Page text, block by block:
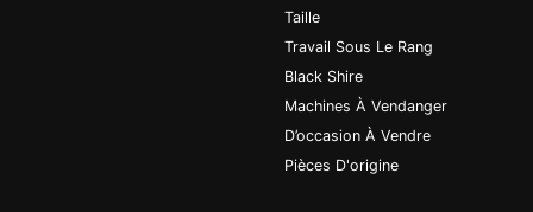
Taille
Travail Sous Le Rang
Black Shire
Machines À Vendanger
D’occasion À Vendre
Pièces D'origine